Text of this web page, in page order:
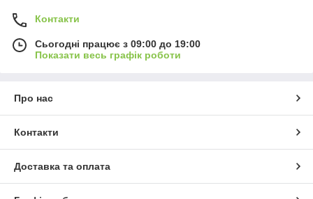
Контакти
Сьогодні працює з 09:00 до 19:00
Показати весь графік роботи
Про нас
Контакти
Доставка та оплата